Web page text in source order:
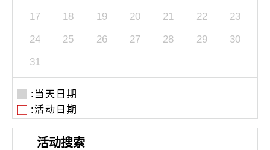
17
18 19 20 21 22
23
24
25 26 27 28 29
30
31
:当天日期
:活动日期
活动搜索